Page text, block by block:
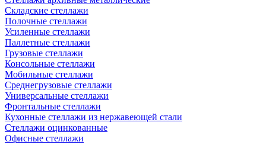
Складские стеллажи
Полочные стеллажи
Усиленные стеллажи
Паллетные стеллажи
Грузовые стеллажи
Консольные стеллажи
Мобильные стеллажи
Среднегрузовые стеллажи
Универсальные стеллажи
Фронтальные стеллажи
Кухонные стеллажи из нержавеющей стали
Стеллажи оцинкованные
Офисные стеллажи